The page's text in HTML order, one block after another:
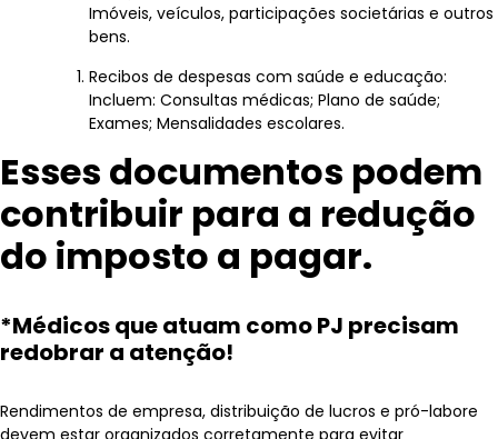
Imóveis, veículos, participações societárias e outros
bens.
Recibos de despesas com saúde e educação:
Incluem: Consultas médicas; Plano de saúde;
Exames; Mensalidades escolares.
Esses documentos podem
contribuir para a redução
do imposto a pagar.
*Médicos que atuam como PJ precisam
redobrar a atenção!
Rendimentos de empresa, distribuição de lucros e pró-labore